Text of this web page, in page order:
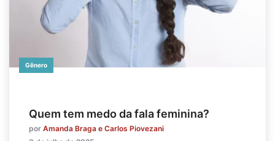
Gênero
Quem tem medo da fala feminina?
por Amanda Braga e Carlos Piovezani